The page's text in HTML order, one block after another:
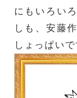
にもいろい
しも、安藤
しょっぱいで